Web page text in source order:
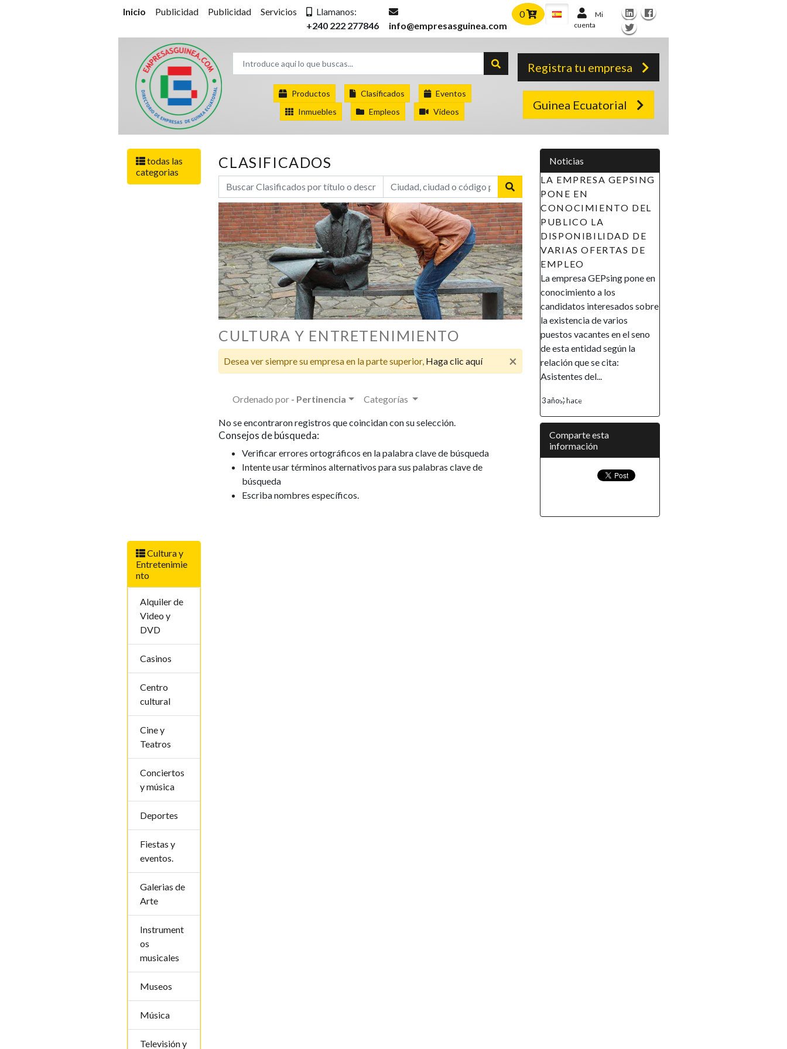
Inicio Publicidad Publicidad Servicios
Llamanos:
+240 222 277846
info@empresasguinea.com
0
Mi
cuenta
Productos Clasificados
Eventos
Inmuebles
Empleos Videos
Registra tu empresa
Guinea Ecuatorial
todas las
categorias
Cultura y
Entretenimie
nto
Alquiler de
Video y
DVD
Casinos
Centro
cultural
Cine y
Teatros
Conciertos
y música
Deportes
Fiestas y
eventos.
Galerias de
Arte
Instrument
os
musicales
Museos
Música
Televisión y
CLASIFICADOS
CULTURA Y ENTRETENIMIENTO
×
Desea ver siempre su empresa en la parte superior, Haga clic aquí
Ordenado por - Pertinencia Categorías
No se encontraron registros que coincidan con su selección.
Consejos de búsqueda:
Verificar errores ortográficos en la palabra clave de búsqueda
Intente usar términos alternativos para sus palabras clave de
búsqueda
Escriba nombres específicos.
Noticias
LA EMPRESA GEPSING
PONE EN
CONOCIMIENTO DEL
PUBLICO LA
DISPONIBILIDAD DE
VARIAS OFERTAS DE
EMPLEO
La empresa GEPsing pone en
conocimiento a los
candidatos interesados sobre
la existencia de varios
puestos vacantes en el seno
de esta entidad según la
relación que se cita:
Asistentes del...
3 años) hace
Comparte esta
información